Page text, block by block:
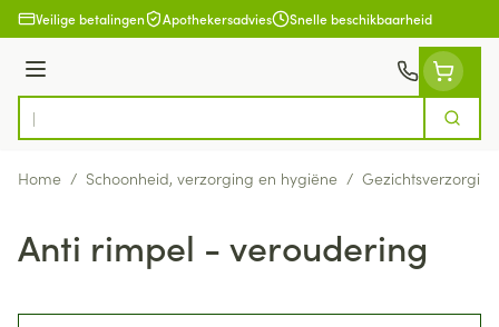
Ga naar de inhoud
Veilige betalingen Apothekersadvies Snelle beschikbaarheid
Menu
Product, merk, categorie...
Zoek
Home / Schoonheid, verzorging en hygiëne / Gezichtsverzorging
Anti rimpel - veroudering